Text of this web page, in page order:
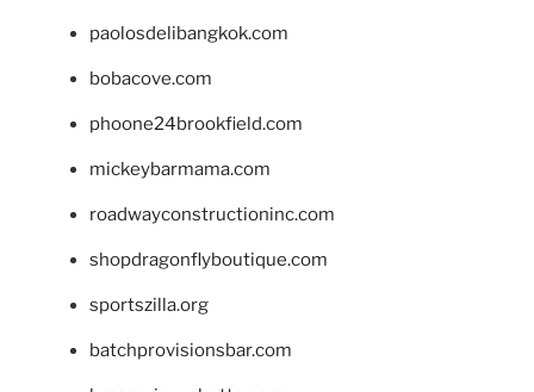
paolosdelibangkok.com
bobacove.com
phoone24brookfield.com
mickeybarmama.com
roadwayconstructioninc.com
shopdragonflyboutique.com
sportszilla.org
batchprovisionsbar.com